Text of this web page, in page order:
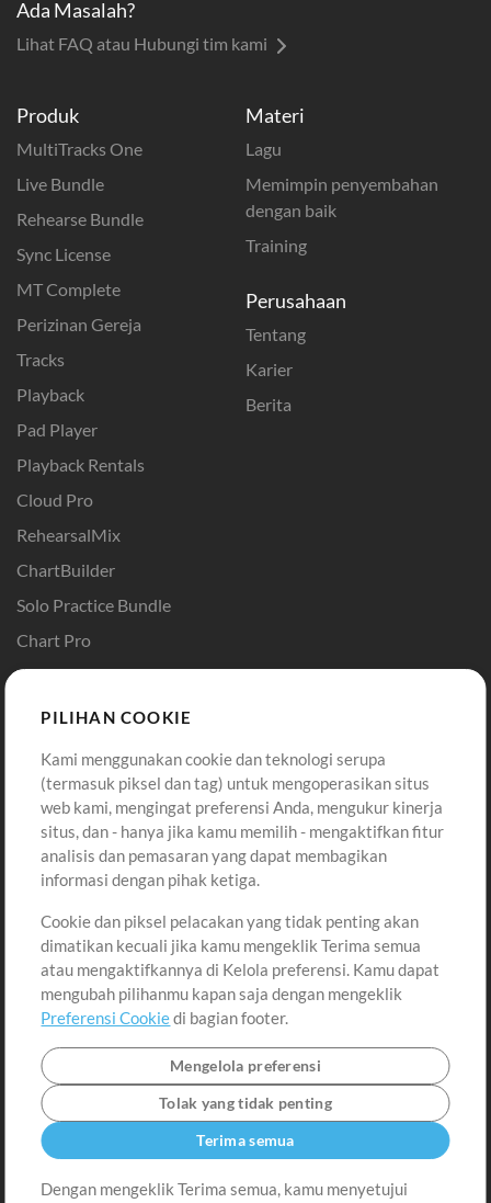
Produk
MultiTracks One
Live Bundle
Rehearse Bundle
Sync License
MT Complete
Perizinan Gereja
Tracks
Playback
Pad Player
Playback Rentals
Cloud Pro
RehearsalMix
ChartBuilder
Solo Practice Bundle
Chart Pro
Template ProPresenter
Sound
Materi
Lagu
Memimpin penyembahan
dengan baik
Training
Perusahaan
Tentang
Karier
Berita
Pembelian
Beli Kredit
Konten Gratis
Permintaan Lagu
Lain-lain
Sesi
Kirimkan musik kamu
Playlist
MT Conference
Akun
Masuk
Daftar
Lihat Keranjang
Ada Masalah?
Lihat FAQ atau Hubungi tim kami
PILIHAN COOKIE
Kami menggunakan cookie dan teknologi serupa
(termasuk piksel dan tag) untuk mengoperasikan situs
web kami, mengingat preferensi Anda, mengukur kinerja
situs, dan - hanya jika kamu memilih - mengaktifkan fitur
analisis dan pemasaran yang dapat membagikan
informasi dengan pihak ketiga.
Cookie dan piksel pelacakan yang tidak penting akan
dimatikan kecuali jika kamu mengeklik Terima semua
atau mengaktifkannya di Kelola preferensi. Kamu dapat
mengubah pilihanmu kapan saja dengan mengeklik
Preferensi Cookiedi bagian footer.
Mengelola preferensi
Tolak yang tidak penting
Terima semua
Dengan mengeklik Terima semua, kamu menyetujui